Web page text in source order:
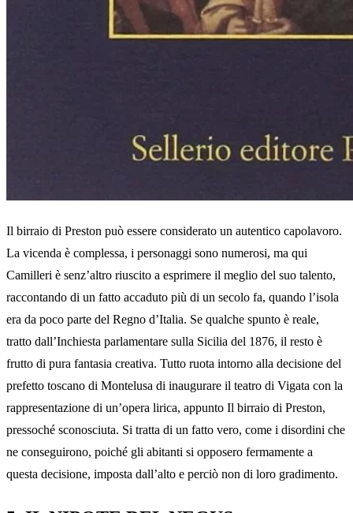
Il birraio di Preston può essere considerato un autentico capolavoro.
La vicenda è complessa, i personaggi sono numerosi, ma qui
Camilleri è senz’altro riuscito a esprimere il meglio del suo talento,
raccontando di un fatto accaduto più di un secolo fa, quando l’isola
era da poco parte del Regno d’Italia. Se qualche spunto è reale,
tratto dall’Inchiesta parlamentare sulla Sicilia del 1876, il resto è
frutto di pura fantasia creativa. Tutto ruota intorno alla decisione del
prefetto toscano di Montelusa di inaugurare il teatro di Vigata con la
rappresentazione di un’opera lirica, appunto Il birraio di Preston,
pressoché sconosciuta. Si tratta di un fatto vero, come i disordini che
ne conseguirono, poiché gli abitanti si opposero fermamente a
questa decisione, imposta dall’alto e perciò non di loro gradimento.